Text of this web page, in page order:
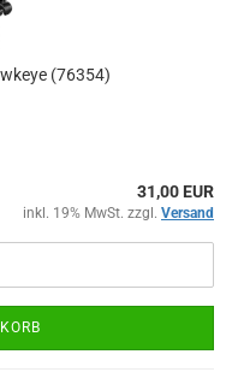
(76354)
31,00 EUR
inkl. 19% MwSt. zzgl. Versand